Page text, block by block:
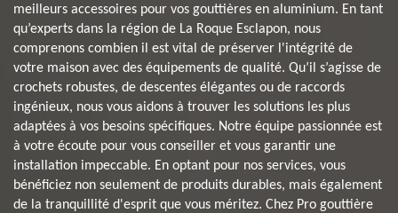
meilleurs accessoires pour vos gouttières en aluminium. En tant
qu’experts dans la région de La Roque Esclapon, nous
comprenons combien il est vital de préserver l'intégrité de
votre maison avec des équipements de qualité. Qu’il s’agisse de
crochets robustes, de descentes élégantes ou de raccords
ingénieux, nous vous aidons à trouver les solutions les plus
adaptées à vos besoins spécifiques. Notre équipe passionnée est
à votre écoute pour vous conseiller et vous garantir une
installation impeccable. En optant pour nos services, vous
bénéficiez non seulement de produits durables, mais également
de la tranquillité d'esprit que vous méritez. Chez Pro gouttière